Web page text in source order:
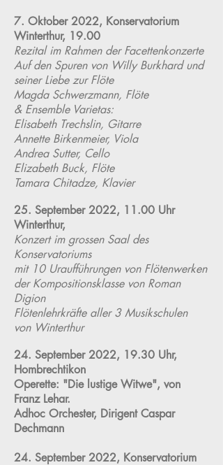
7. Oktober 2022, Konservatorium
Winterthur, 19.00
Rezital im Rahmen der Facettenkonzerte
Auf den Spuren von Willy Burkhard und
seiner Liebe zur Flöte
Magda Schwerzmann, Flöte
& Ensemble Varietas:
Elisabeth Trechslin, Gitarre
Annette Birkenmeier, Viola
Andrea Sutter, Cello
Elizabeth Buck, Flöte
Tamara Chitadze, Klavier
25. September 2022, 11.00 Uhr
Winterthur,
Konzert im grossen Saal des
Konservatoriums
mit 10 Uraufführungen von Flötenwerken
der Kompositionsklasse von Roman
Digion
Flötenlehrkräfte aller 3 Musikschulen
von Winterthur
24. September 2022, 19.30 Uhr,
Hombrechtikon
Operette: "Die lustige Witwe", von
Franz Lehar.
Adhoc Orchester, Dirigent Caspar
Dechmann
24. September 2022, Konservatorium